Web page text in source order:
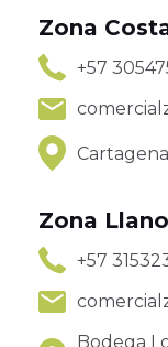
Zona
+57
Zona
+57
Bodega